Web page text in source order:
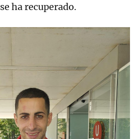
ha recuperado.